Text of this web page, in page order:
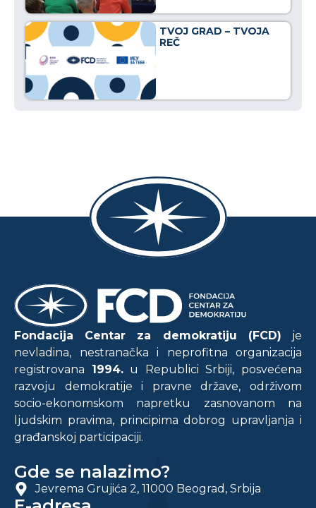
TVOJ GRAD – TVOJA
REČ
Fondacija Centar za demokratiju (FCD) je
nevladina, nestranačka i neprofitna organizacija
registrovana 1994.u Republici Srbiji, posvećena
razvoju demokratije i pravne države, održivom
socio-ekonomskom napretku zasnovanom na
ljudskim pravima, principima dobrog upravljanja i
građanskoj participaciji.
Gde se nalazimo?
Jevrema Grujića 2, 11000 Beograd, Srbija